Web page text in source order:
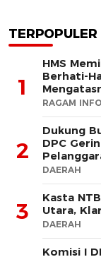
TERPOPULER
1
HMS
Berhati-
RAGAM
2
Dukung
DPC
DAERAH
3
Kasta
Utara,
DAERAH
Komisi I